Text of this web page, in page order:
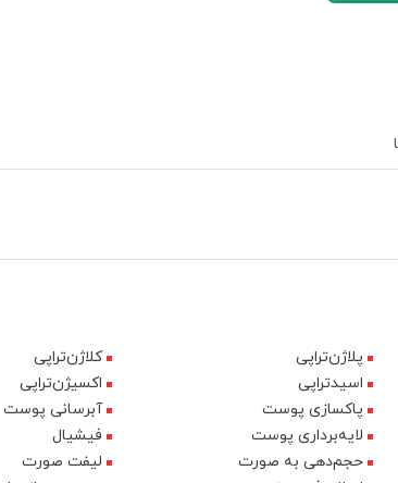
پلاژن‌تراپی
کلاژن‌تراپی
اسیدتراپی
اکسیژن‌تراپی
پاکسازی پوست
آبرسانی پوست
لایه‌برداری پوست
فیشیال
حجم‌دهی به صورت
لیفت صورت